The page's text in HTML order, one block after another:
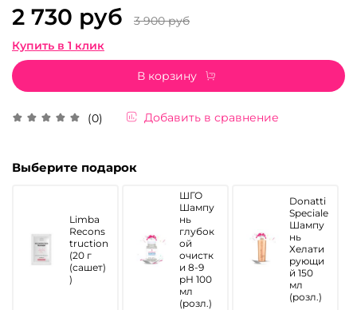
(0) Добавить в сравнение
2 730 руб
3 900 руб
Купить в 1 клик
В корзину
Limba
Recons
truction
(20 г
(сашет)
)
ШГО
Шампу
нь
глубок
ой
очистк
и 8-9
рН 100
мл
(розл.)
Donatti
Speciale
Шампу
нь
Хелати
рующи
й 150
мл
(розл.)
Выберите подарок